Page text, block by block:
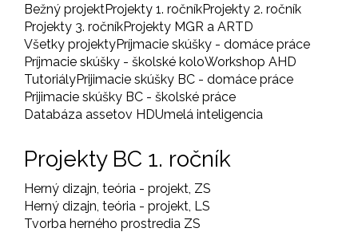
Bežný projektProjekty 1. ročníkProjekty 2. ročník
Projekty 3. ročníkProjekty MGR a ARTD
Všetky projektyPríjmacie skúšky - domáce práce
Príjmacie skúšky - školské koloWorkshop AHD
TutoriályPrijimacie skúšky BC - domáce práce
Prijimacie skúšky BC - školské práce
Databáza assetov HDUmelá inteligencia
Projekty BC 1. ročník
Herný dizajn, teória - projekt, ZS
Herný dizajn, teória - projekt, LS
Tvorba herného prostredia ZS